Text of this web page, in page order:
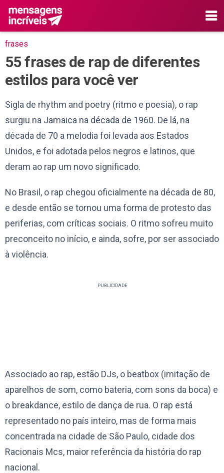
frases
55 frases de rap de diferentes
estilos para você ver
Sigla de rhythm and poetry (ritmo e poesia), o rap
surgiu na Jamaica na década de 1960. De lá, na
década de 70 a melodia foi levada aos Estados
Unidos, e foi adotada pelos negros e latinos, que
deram ao rap um novo significado.
No Brasil, o rap chegou oficialmente na década de 80,
e desde então se tornou uma forma de protesto das
periferias, com críticas sociais. O ritmo sofreu muito
preconceito no início, e ainda, sofre, por ser associado
à violência.
PUBLICIDADE
Associado ao rap, estão DJs, o beatbox (imitação de
aparelhos de som, como bateria, com sons da boca) e
o breakdance, estilo de dança de rua. O rap está
representado no país inteiro, mas de forma mais
concentrada na cidade de São Paulo, cidade dos
Racionais Mcs, maior referência da história do rap
nacional.